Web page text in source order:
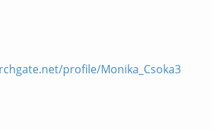
profile/Monika_Csoka3